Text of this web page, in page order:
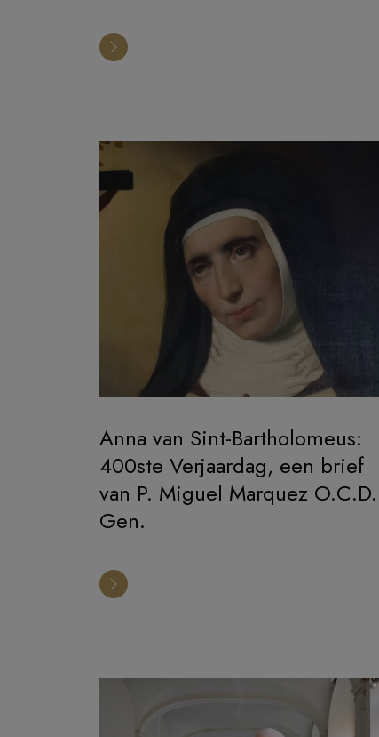
Anna van Sint-Bartholomeus:
400ste Verjaardag, een brief
van P. Miguel Marquez O.C.D.
Gen.